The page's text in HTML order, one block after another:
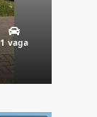
1 vaga